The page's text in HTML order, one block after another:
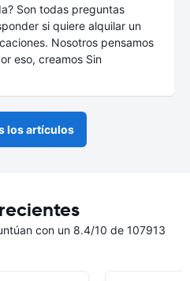
Son todas preguntas
si quiere alquilar un
Nosotros pensamos
eso, creamos Sin
los artículos
con un 8.4/10 de 107913